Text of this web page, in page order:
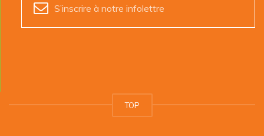
S’inscrire à notre infolettre
TOP